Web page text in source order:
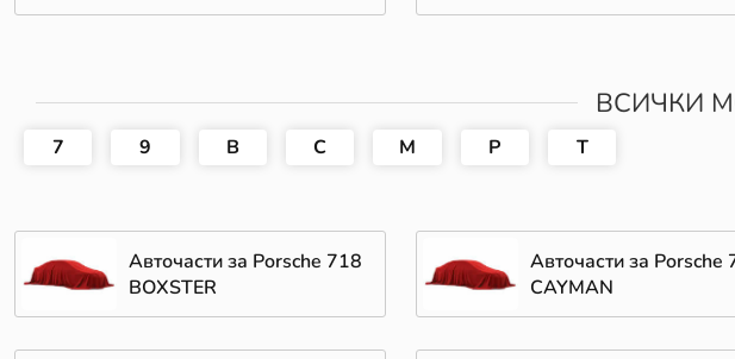
ВСИЧКИ
7 9 B C M P T
Авточасти за Porsche 718
BOXSTER
Авточасти за Porsche
CAYMAN